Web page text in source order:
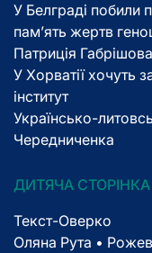
У Белграді побили
пам’ять жертв
Патриція
У Хорватії хочуть
інститут
Українсько-
Чередниченка
ДИТЯЧА СТОРІНКА
Текст-Оверко
Оляна Рута •